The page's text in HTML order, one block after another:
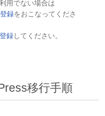
用でない場合は
録をおこなってくださ
録してください。
移行手順